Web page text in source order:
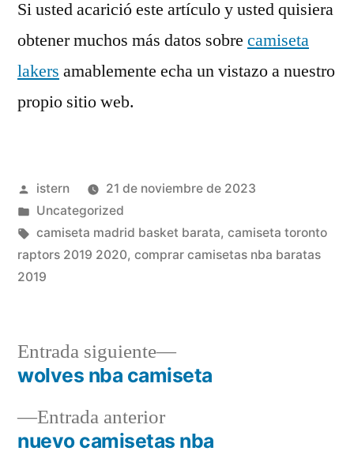
Si usted acarició este artículo y usted quisiera
obtener muchos más datos sobre camiseta
lakers amablemente echa un vistazo a nuestro
propio sitio web.
Publicado
por
istern
21 de noviembre de 2023
Publicado
en
Uncategorized
Etiquetas:
camiseta madrid basket barata, camiseta toronto
raptors 2019 2020, comprar camisetas nba baratas
2019
Navegación
deEntrada anteriorEntrada
anterior:
nuevo camisetas nba
Entrada siguiente
Entrada
siguiente:
wolves nba camiseta